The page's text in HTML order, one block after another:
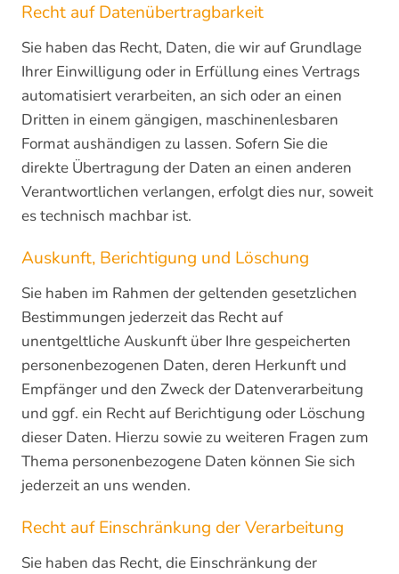
Recht auf Daten­übertrag­barkeit
Sie haben das Recht, Daten, die wir auf Grundlage
Ihrer Einwilligung oder in Erfüllung eines Vertrags
automatisiert verarbeiten, an sich oder an einen
Dritten in einem gängigen, maschinenlesbaren
Format aushändigen zu lassen. Sofern Sie die
direkte Übertragung der Daten an einen anderen
Verantwortlichen verlangen, erfolgt dies nur, soweit
es technisch machbar ist.
Auskunft, Berichtigung und Löschung
Sie haben im Rahmen der geltenden gesetzlichen
Bestimmungen jederzeit das Recht auf
unentgeltliche Auskunft über Ihre gespeicherten
personenbezogenen Daten, deren Herkunft und
Empfänger und den Zweck der Datenverarbeitung
und ggf. ein Recht auf Berichtigung oder Löschung
dieser Daten. Hierzu sowie zu weiteren Fragen zum
Thema personenbezogene Daten können Sie sich
jederzeit an uns wenden.
Recht auf Einschränkung der Verarbeitung
Sie haben das Recht, die Einschränkung der